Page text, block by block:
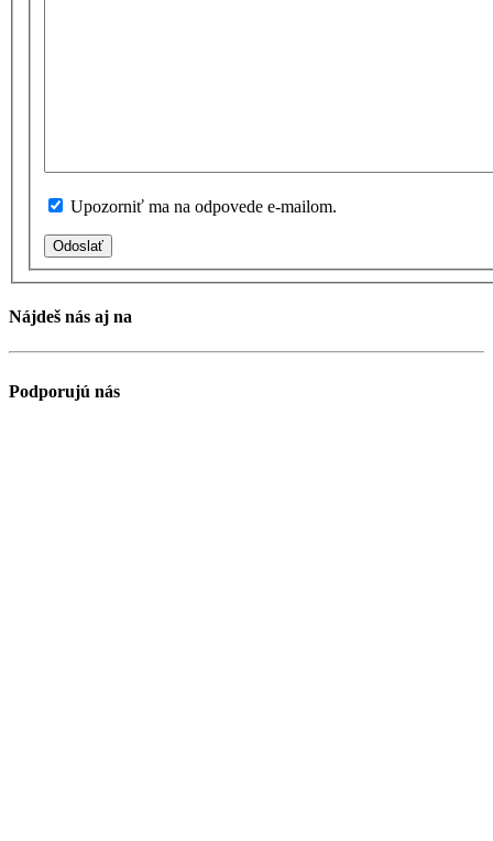
Upozorniť ma na odpovede e-mailom.
Odoslať
Nájdeš nás aj na
Podporujú nás